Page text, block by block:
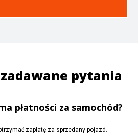
pytania
płatności za samochód?
zapłatę za sprzedany pojazd.